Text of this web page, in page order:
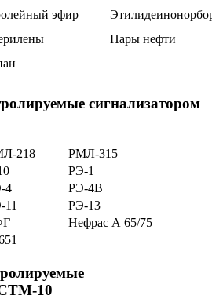
эфир
Пары нефти
сигнализатором
218
РМЛ-315
РЭ-1
4
РЭ-4В
11
РЭ-13
Нефрас А 65/75
СТМ-10